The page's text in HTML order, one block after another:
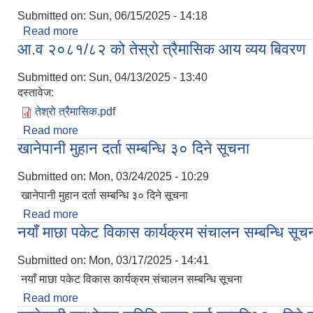
Submitted on: Sun, 06/15/2025 - 14:18
Read more
आ.व २०८१/८२ को तेस्रो त्रैमासिक आय व्यय बिवरण
Submitted on: Sun, 04/13/2025 - 13:40
दस्तावेज:
तेश्रो त्रैमासिक.pdf
Read more
खानेपानी मुहान दर्ता सम्बन्धि ३० दिने सूचना
Submitted on: Mon, 03/24/2025 - 10:29
खानेपानी मुहान दर्ता सम्बन्धि ३० दिने सूचना
Read more
नयाँ माछा पकेट विकास कार्यक्रम संचालन सम्बन्धि
Submitted on: Mon, 03/17/2025 - 14:41
नयाँ माछा पकेट विकास कार्यक्रम संचालन सम्बन्धि सूचना
Read more